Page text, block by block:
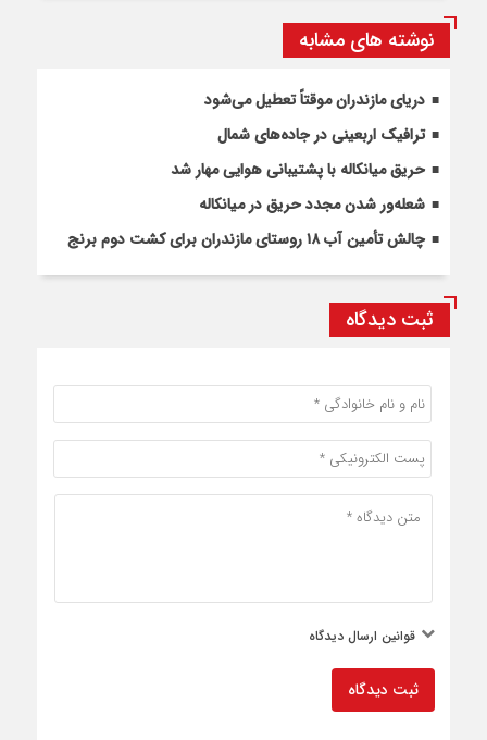
نوشته های مشابه
دریای مازندران موقتاً تعطیل می‌شود
ترافیک اربعینی در جاده‌های شمال
حریق میانکاله با پشتیبانی هوایی مهار شد
شعله‌ور شدن مجدد حریق در میانکاله
چالش تأمین آب ۱۸ روستای مازندران برای کشت دوم برنج
ثبت دیدگاه
قوانین ارسال دیدگاه
ثبت دیدگاه